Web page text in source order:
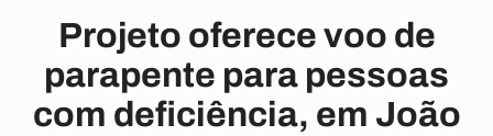
Projeto oferece voo de
parapente para pessoas
com deficiência, em João